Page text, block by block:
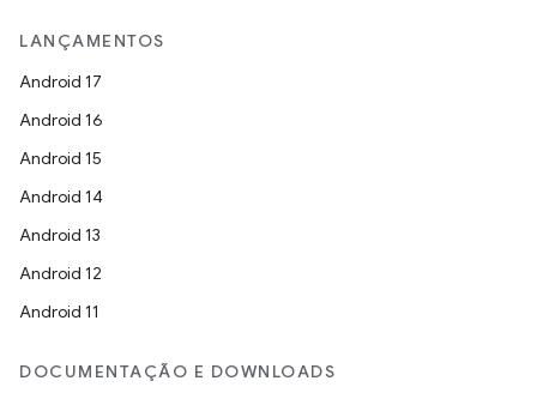
LANÇAMENTOS
Android 17
Android 16
Android 15
Android 14
Android 13
Android 12
Android 11
DOCUMENTAÇÃO E DOWNLOADS